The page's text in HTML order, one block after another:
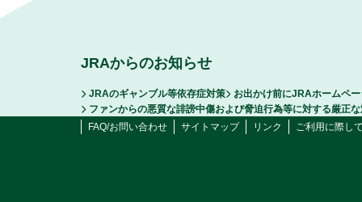
JRAからのお知らせ
JRAのギャンブル等依存症対策
お出かけ前にJRAホームペ
ファンからの悪質な誹謗中傷および脅迫行為等に対する厳正
FAQ/お問い合わせ
サイトマップ リンク ご利用に際し